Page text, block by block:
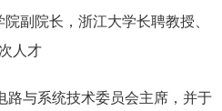
副院长，浙江大学长聘教授、
人才
路与系统技术委员会主席，并于